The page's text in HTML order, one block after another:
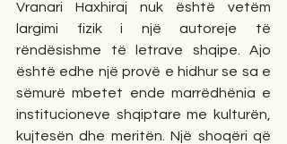
Vranari Haxhiraj nuk është vetëm
largimi fizik i një autoreje të
rëndësishme të letrave shqipe. Ajo
është edhe një provë e hidhur se sa e
sëmurë mbetet ende marrëdhënia e
institucioneve shqiptare me kulturën,
kujtesën dhe meritën. Një shoqëri që